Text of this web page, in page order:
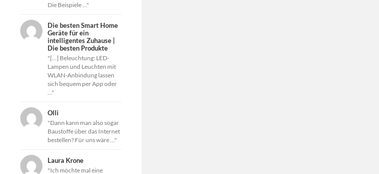
Die Beispiele ..."
Die besten Smart Home
Geräte für ein
intelligentes Zuhause |
Die besten Produkte
"[…] Beleuchtung: LED-
Lampen und Leuchten mit
WLAN-Anbindung lassen
sich bequem per App oder
..."
Olli
"Dann kann man also sogar
Baustoffe über das Internet
bestellen? Für uns wäre ..."
Laura Krone
"Ich möchte mal eine